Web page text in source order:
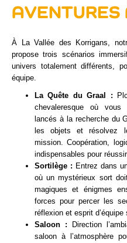
AVENTURES
À La Vallée des Korrigans,
propose trois scénarios
univers totalement différents,
équipe.
La Quête du Graal :
chevaleresque où vous
lancés à la recherche du
les objets et résolvez
mission. Coopération,
indispensables pour
Sortilège : Entrez dans
où un mystérieux sort
magiques et énigmes
forces pour percer les
réflexion et esprit
Saloon : Direction
saloon à l’atmosphère